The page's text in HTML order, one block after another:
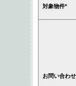
対象物件*
お問い合わ